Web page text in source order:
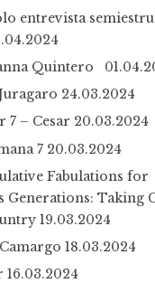
entrevista
Quintero
24.03.2024
7 – Cesar 20.03.2024
7 20.03.2024
Fabulations for
Generations: Taking
19.03.2024
18.03.2024
16.03.2024